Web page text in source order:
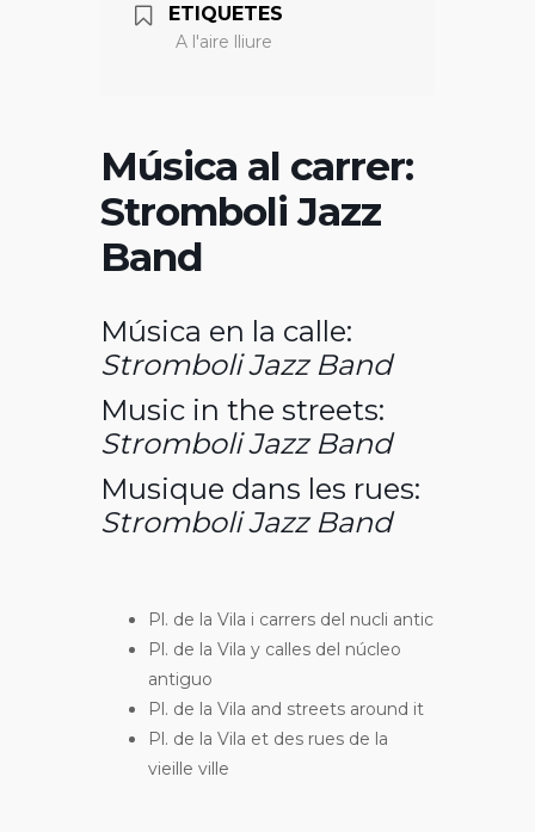
ETIQUETES
A l'aire lliure
Música al carrer:
Stromboli Jazz
Band
Música en la calle:
Stromboli Jazz Band
Music in the streets:
Stromboli Jazz Band
Musique dans les rues:
Stromboli Jazz Band
Pl. de la Vila i carrers del nucli antic
Pl. de la Vila y calles del núcleo
antiguo
Pl. de la Vila and streets around it
Pl. de la Vila et des rues de la
vieille ville